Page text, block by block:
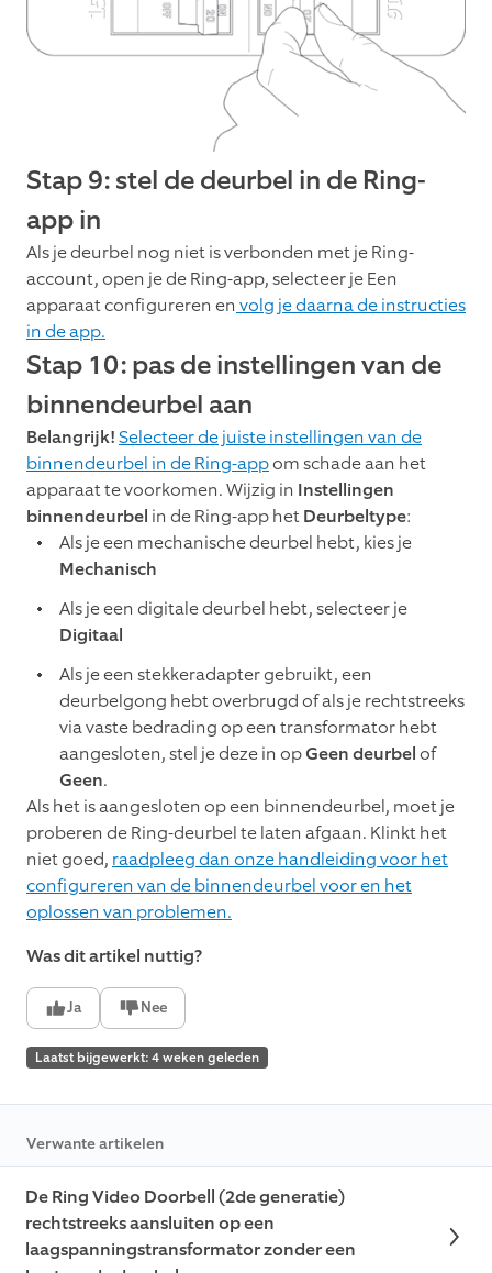
Stap 9: stel de deurbel in de Ring-
app in
Als je deurbel nog niet is verbonden met je Ring-
account, open je de Ring-app, selecteer je Een
apparaat configureren en volg je daarna de instructies
in de app.
Stap 10: pas de instellingen van de
binnendeurbel aan
Belangrijk!Selecteer de juiste instellingen van de
binnendeurbel in de Ring-appom schade aan het
apparaat te voorkomen. Wijzig in Instellingen
binnendeurbel in de Ring-app hetDeurbeltype:
Als je een mechanische deurbel hebt, kies je
Mechanisch
Als je een digitale deurbel hebt, selecteer je
Digitaal
Als je een stekkeradapter gebruikt, een
deurbelgong hebt overbrugd of als je rechtstreeks
via vaste bedrading op een transformator hebt
aangesloten, stel je deze in opGeen deurbelof
Geen.
Als het is aangesloten op een binnendeurbel, moet je
proberen de Ring-deurbel te laten afgaan. Klinkt het
niet goed, raadpleeg dan onze handleiding voor het
configureren van de binnendeurbel voor en het
oplossen van problemen.
Was dit artikel nuttig?
Ja Nee
Laatst bijgewerkt: 4 weken geleden
Verwante artikelen
De Ring Video Doorbell (2de generatie)
rechtstreeks aansluiten op een
laagspanningstransformator zonder een